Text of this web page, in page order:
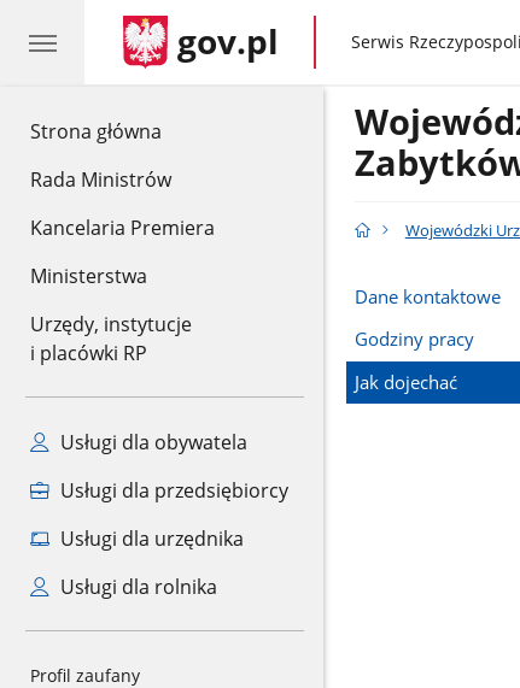
Strona główna
Rada Ministrów
Kancelaria Premiera
Ministerstwa
Urzędy, instytucje
i placówki RP
Usługi dla obywatela
Usługi dla przedsiębiorcy
Usługi dla urzędnika
Usługi dla rolnika
Profil zaufany
gov.pl gov.pl
Serwis
Wojewódzki
Dane kontaktowe
Godziny pracy
Jak dojechać